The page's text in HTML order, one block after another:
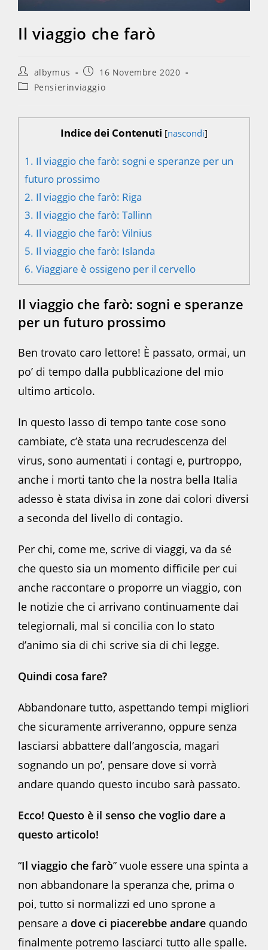
Il viaggio che farò
Autore
dell'articolo:
albymus
Articolo
pubblicato:
16 Novembre 2020
Categoria
Pensierinviaggio
Indice dei Contenuti [nascondi]
1. Il viaggio che farò: sogni e speranze per un
futuro prossimo
2. Il viaggio che farò: Riga
3. Il viaggio che farò: Tallinn
4. Il viaggio che farò: Vilnius
5. Il viaggio che farò: Islanda
6. Viaggiare è ossigeno per il cervello
Il viaggio che farò: sogni e speranze
per un futuro prossimo
Ben trovato caro lettore! È passato, ormai, un
po’ di tempo dalla pubblicazione del mio
ultimo articolo.
In questo lasso di tempo tante cose sono
cambiate, c’è stata una recrudescenza del
virus, sono aumentati i contagi e, purtroppo,
anche i morti tanto che la nostra bella Italia
adesso è stata divisa in zone dai colori diversi
a seconda del livello di contagio.
Per chi, come me, scrive di viaggi, va da sé
che questo sia un momento difficile per cui
anche raccontare o proporre un viaggio, con
le notizie che ci arrivano continuamente dai
telegiornali, mal si concilia con lo stato
d’animo sia di chi scrive sia di chi legge.
Quindi cosa fare?
Abbandonare tutto, aspettando tempi migliori
che sicuramente arriveranno, oppure senza
lasciarsi abbattere dall’angoscia, magari
sognando un po’, pensare dove si vorrà
andare quando questo incubo sarà passato.
Ecco! Questo è il senso che voglio dare a
questo articolo!
“Il viaggio che farò” vuole essere una spinta a
non abbandonare la speranza che, prima o
poi, tutto si normalizzi ed uno sprone a
pensare a dove ci piacerebbe andare quando
finalmente potremo lasciarci tutto alle spalle.